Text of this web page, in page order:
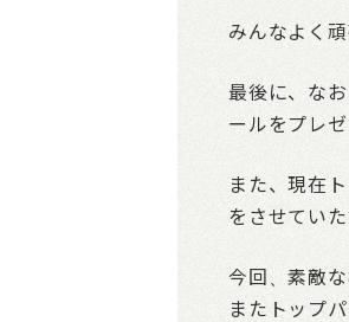
みんなよく
最後に、な
ールをプレ
また、現在
をさせてい
今回、素敵
またトップ